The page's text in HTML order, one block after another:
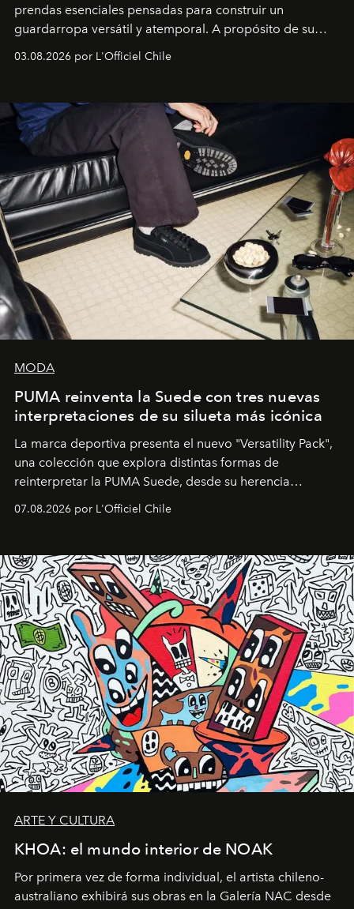
prendas esenciales pensadas para construir un
guardarropa versátil y atemporal. A propósito de su
lanzamiento, los fundadores de la firma neoyorquina y
la asesora creativa y jefa de diseño global de la marca
y la filosofía detrás de la propuesta.
03.08.2026 por L'Officiel Chile
MODA
PUMA reinventa la Suede con tres nuevas
interpretaciones de su silueta más icónica
La marca deportiva presenta el nuevo "Versatility Pack",
una colección que explora distintas formas de
reinterpretar la PUMA Suede, desde su herencia
deportiva hasta una mirada moderna inspirada en el
diseño y el universo outdoor.
07.08.2026 por L'Officiel Chile
ARTE Y CULTURA
KHOA: el mundo interior de NOAK
Por primera vez de forma individual, el artista chileno-
australiano exhibirá sus obras en la Galería NAC desde